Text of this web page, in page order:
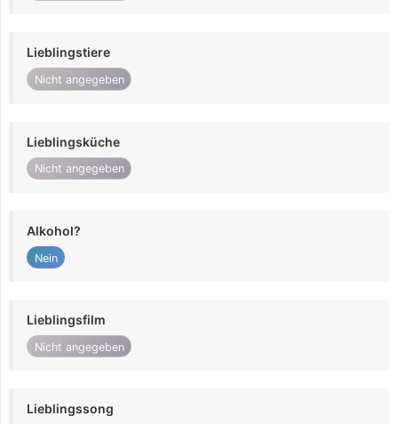
Lieblingstiere
Nicht angegeben
Lieblingsküche
Nicht angegeben
Alkohol?
Nein
Lieblingsfilm
Nicht angegeben
Lieblingssong